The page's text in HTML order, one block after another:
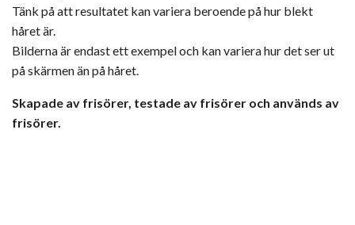
Tänk på att resultatet kan variera beroende på hur blekt
håret är.
Bilderna är endast ett exempel och kan variera hur det ser ut
på skärmen än på håret.
Skapade av frisörer, testade av frisörer och används av
frisörer.